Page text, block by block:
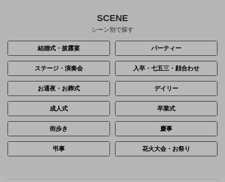
SCENE
シーン別で探す
結婚式・披露宴 パーティー
ステージ・演奏会 入卒・七五三・顔合わせ
お通夜・お葬式 デイリー
成人式 卒業式
街歩き 慶事
弔事 花火大会・お祭り